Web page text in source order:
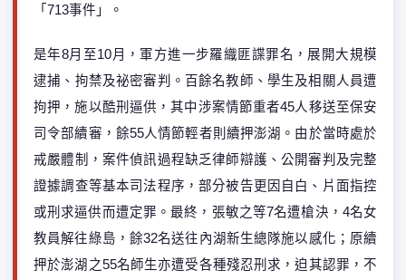
「713事件」。
是年8月至10月，軍方進一步羅織匪諜罪名，展開大規模
逮捕、拘禁及祕密審判。百餘名教師、學生及相關人員遭
拘押，施以酷刑逼供，其中涉案情節重者45人移送至保安
司令部續審，餘55人情節輕者則續押澎湖。由於當時處於
戒嚴體制，案件偵訊過程缺乏律師辯護、公開審判及完整
證據調查等基本司法程序，部分被告更因自白、片面指控
或刑求逼供而遭定罪。最終，張敏之等7名遭槍決，4名女
教員解往綠島，餘32名送往內湖新生總隊施以感化；原續
押於澎湖之55名師生亦遭受各種殘忍刑求，迫其認罪，不